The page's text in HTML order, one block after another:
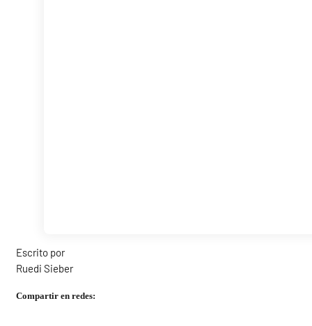
Escrito por
Ruedi Sieber
Compartir en redes: